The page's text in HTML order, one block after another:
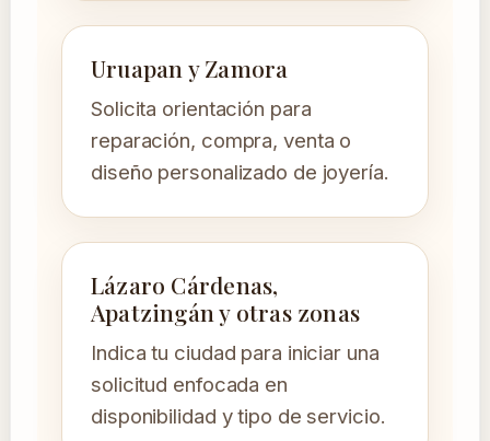
Uruapan y Zamora
Solicita orientación para
reparación, compra, venta o
diseño personalizado de joyería.
Lázaro Cárdenas,
Apatzingán y otras zonas
Indica tu ciudad para iniciar una
solicitud enfocada en
disponibilidad y tipo de servicio.